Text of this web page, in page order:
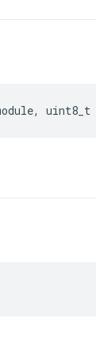
, uint8_t